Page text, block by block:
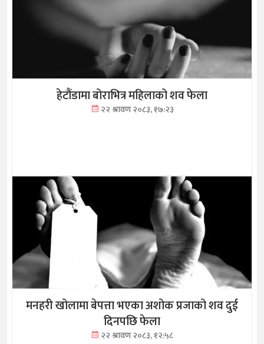
हेटौंडामा बोराभित्र महिलाको शव फेला
२२ श्रावण २०८३, १७:२३
मनहरी खोलामा बेपत्ता भएका अशोक प्रजाको शव दुई
दिनपछि फेला
२२ श्रावण २०८३, १२:५८